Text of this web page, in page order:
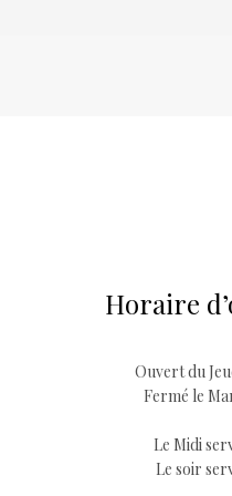
Horaire
Ouvert du
Fermé le
Le Midi
Le soir